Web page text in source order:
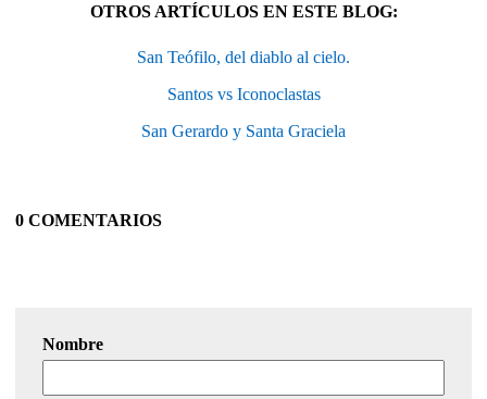
OTROS ARTÍCULOS EN ESTE BLOG:
San Teófilo, del diablo al cielo.
Santos vs Iconoclastas
San Gerardo y Santa Graciela
0 COMENTARIOS
Nombre